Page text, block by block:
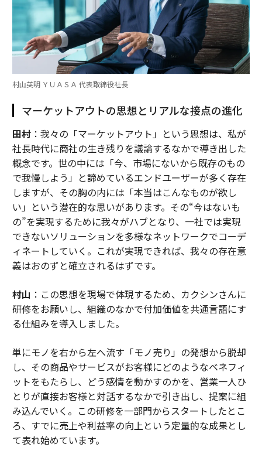
村山英明 ＹＵＡＳＡ 代表取締役社長
マーケットアウトの思想とリアルな接点の進化
田村：我々の「マーケットアウト」という思想は、私が
社長時代に商社の生き残りを議論するなかで導き出した
概念です。世の中には「今、市場にないから既存のもの
で我慢しよう」と諦めているエンドユーザーが多く存在
しますが、その胸の内には「本当はこんなものが欲し
い」という潜在的な思いがあります。その“今はないも
の”を実現するために我々がハブとなり、一社では実現
できないソリューションを多様なネットワークでコーデ
ィネートしていく。これが実現できれば、我々の存在意
義はおのずと確立されるはずです。
村山 ：この思想を現場で体現するため、カクシンさんに
研修をお願いし、組織のなかで付加価値を共通言語にす
る仕組みを導入しました。
単にモノを右から左へ流す「モノ売り」の発想から脱却
し、その商品やサービスがお客様にどのようなベネフィ
ットをもたらし、どう感情を動かすのかを、営業一人ひ
とりが直接お客様と対話するなかで引き出し、提案に組
み込んでいく。この研修を一部門からスタートしたとこ
ろ、すでに売上や利益率の向上という定量的な成果とし
て表れ始めています。